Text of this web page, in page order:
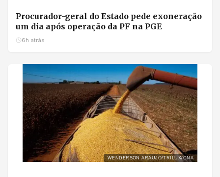
Procurador-geral do Estado pede exoneração
um dia após operação da PF na PGE
6h atrás
WENDERSON ARAUJO/TRILUX/CNA